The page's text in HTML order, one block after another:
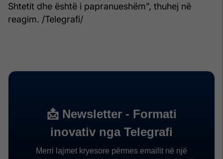
Shtetit dhe është i papranueshëm”, thuhej në
reagim. /Telegrafi/